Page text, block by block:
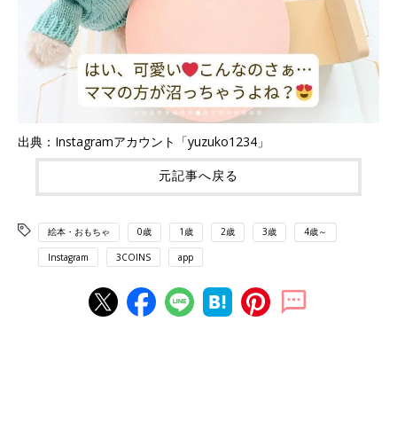
出典：Instagramアカウント「yuzuko1234」
元記事へ戻る
絵本・おもちゃ 0歳 1歳 2歳 3歳 4歳～
Instagram 3COINS app